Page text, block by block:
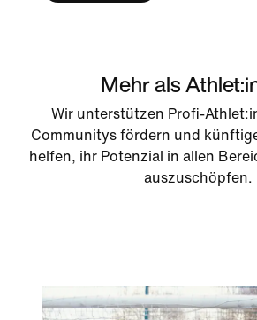
Mehr als
Wir unterstützen Profi-
Communitys fördern und
helfen, ihr Potenzial in allen
auszuschöpfen.